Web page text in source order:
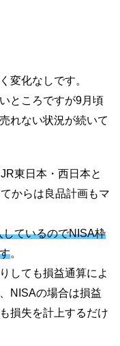
変化なしです。
ところですが9月頃
れない状況が続いて
東日本・西日本と
からは良品計画もマ
ているのでNISA枠
。
しても損益通算によ
NISAの場合は損益
損失を計上するだけ